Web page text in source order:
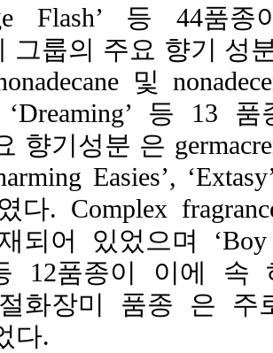
Flash’ 등 44품
그룹의 주요 향기 성
및
‘Dreaming’ 등 13
향기성분 은
Easies’,
다. Complex
되어 있었으며 ‘Boy
12품종이 이에
화장미 품종 은 주
다.